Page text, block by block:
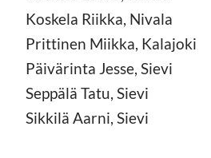
Koskela Riikka, Nivala
Prittinen Miikka, Kalajoki
Päivärinta Jesse, Sievi
Seppälä Tatu, Sievi
Sikkilä Aarni, Sievi